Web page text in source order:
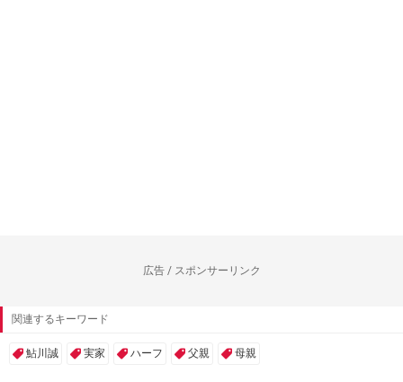
広告 / スポンサーリンク
関連するキーワード
鮎川誠 実家 ハーフ 父親 母親